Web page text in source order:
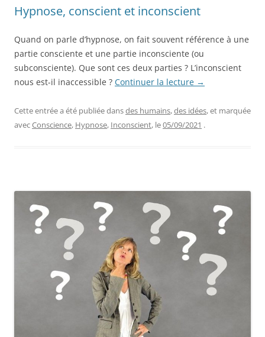
Hypnose, conscient et inconscient
Quand on parle d’hypnose, on fait souvent référence à une
partie consciente et une partie inconsciente (ou
subconsciente). Que sont ces deux parties ? L’inconscient
nous est-il inaccessible ? Continuer la lecture →
Cette entrée a été publiée dansdes humains,des idées, et marquée
avecConscience, Hypnose, Inconscient, le05/09/2021 .